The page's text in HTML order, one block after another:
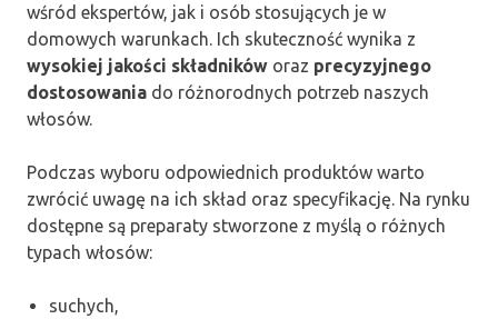
wśród ekspertów, jak i osób stosujących je w
domowych warunkach. Ich skuteczność wynika z
wysokiej jakości składników oraz precyzyjnego
dostosowania do różnorodnych potrzeb naszych
włosów.
Podczas wyboru odpowiednich produktów warto
zwrócić uwagę na ich skład oraz specyfikację. Na rynku
dostępne są preparaty stworzone z myślą o różnych
typach włosów:
suchych,